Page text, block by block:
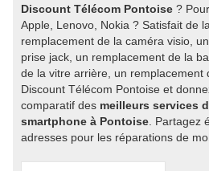
Discount Télécom Pontoise ?
Apple, Lenovo, Nokia ? Satisfait de
remplacement de la caméra visio,
prise jack, un remplacement de la
de la vitre arrière, un remplacement
Discount Télécom Pontoise et
comparatif des meilleurs services
smartphone à Pontoise . Partagez
adresses pour les réparations de